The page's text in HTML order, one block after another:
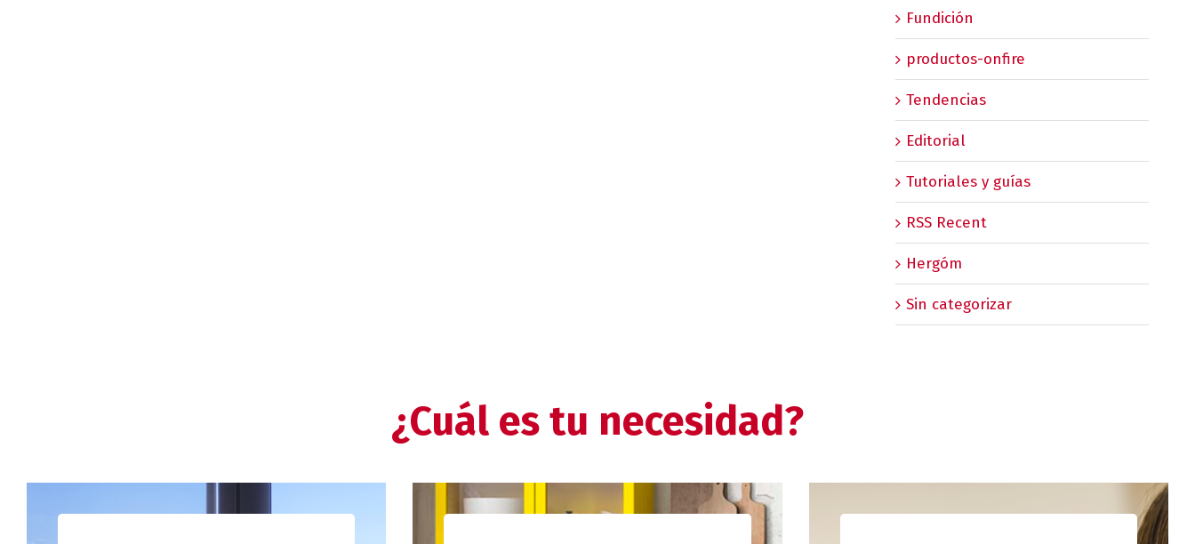
Fundición
productos-onfire
Tendencias
Editorial
Tutoriales y guías
RSS Recent
Hergóm
Sin categorizar
¿Cuál es tu necesidad?